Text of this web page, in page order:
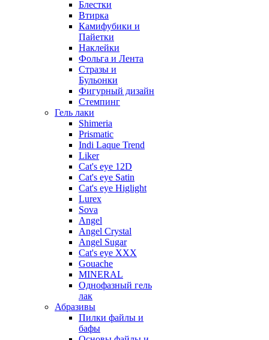
Блестки
Втирка
Камифубики и
Пайетки
Наклейки
Фольга и Лента
Стразы и
Бульонки
Фигурный дизайн
Стемпинг
Гель лаки
Shimeria
Prismatic
Indi Laque Trend
Liker
Cat's eye 12D
Cat's eye Satin
Cat's eye Higlight
Lurex
Sova
Angel
Angel Crystal
Angel Sugar
Cat's eye XXX
Gouache
MINERAL
Однофазный гель
лак
Абразивы
Пилки файлы и
бафы